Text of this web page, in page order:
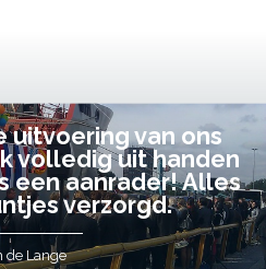
uitvoering van ons
volledig uit handen
een aanrader! Alles
verzorgd.
de Lange